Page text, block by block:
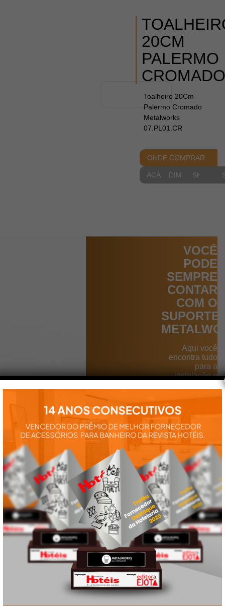
20CM
PALERMO
Toalheiro 20Cm
Palermo Cromado
Metalworks
07.PL01.CR
ONDE COMPRAR
ACABAMENTOS
DIMENSIONAIS
VOCÊ
PODE
SEMPRE
CONTAR
COM O
SUPORTE
Aqui você
encontra tudo
para a
instalação e
catálogos e
tudo mais que
precisa.
VEJA
TAMBÉM